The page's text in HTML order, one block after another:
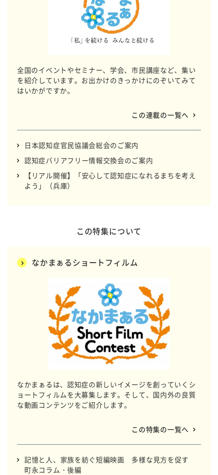
全国のイベントやセミナー、学会、市民講座など、集い
を紹介しています。お出かけのきっかけにのぞいてみて
はいかがですか。
この連載の一覧へ
日本認知症官民協議会総会のご案内
認知症バリアフリー情報交換会のご案内
【リアル開催】「安心して認知症になれるまちを考え
よう」（兵庫）
この特集について
なかまぁるショートフィルム
なかまぁるは、認知症の新しいイメージを創っていくシ
ョートフィルムを大募集します。そして、国内外の良質
な動画コンテンツをご紹介します。
この特集の一覧へ
記憶と人、家族を紡ぐ短編映画 多様な見方を促す
町永コラム・後編